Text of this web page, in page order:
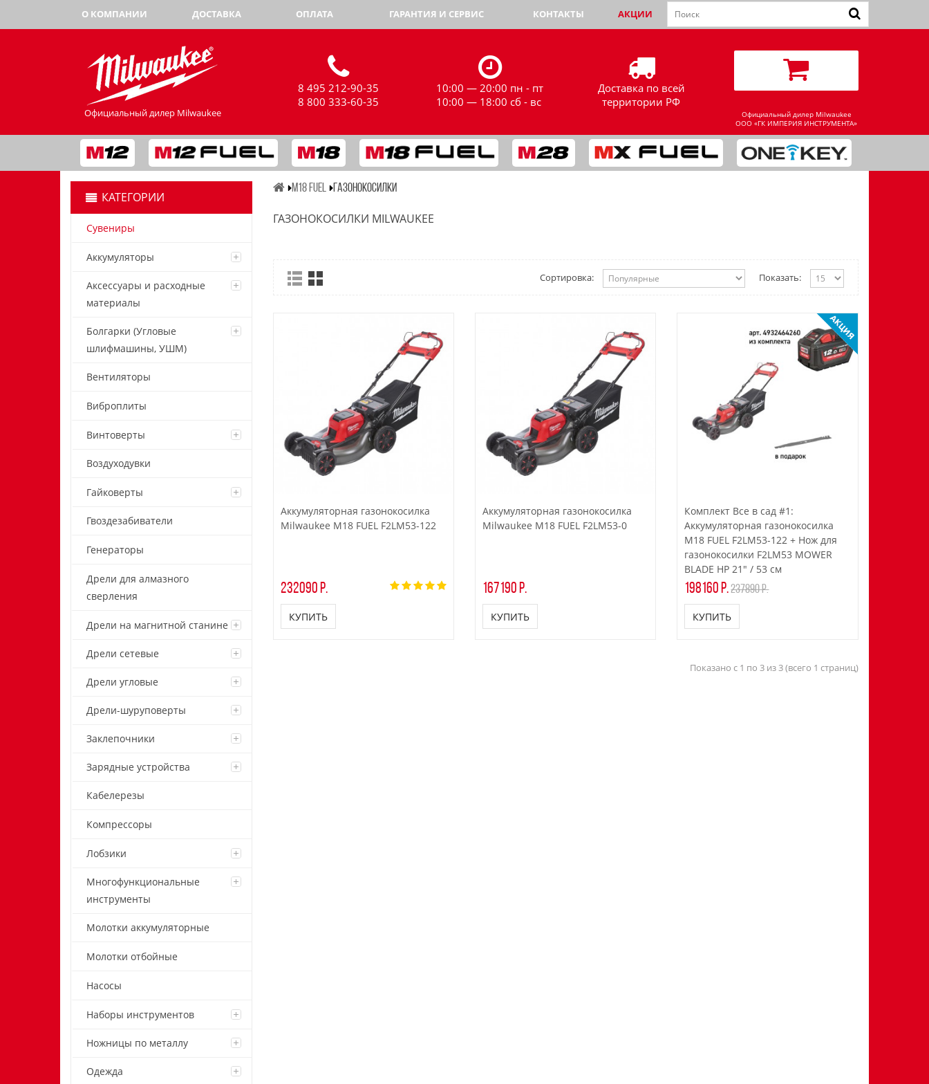
О КОМПАНИИ ДОСТАВКА ОПЛАТА ГАРАНТИЯ И СЕРВИС КОНТАКТЫ АКЦИИ
Официальный дилер Milwaukee
8 495 212-90-35
8 800 333-60-35
10:00 — 20:00 пн - пт
10:00 — 18:00 сб - вс
Доставка по всей
территории РФ
Официальный дилер Milwaukee
ООО «ГК ИМПЕРИЯ ИНСТРУМЕНТА»
КАТЕГОРИИ
Сувениры
Аккумуляторы
Аксессуары и расходные
материалы
Болгарки (Угловые
шлифмашины, УШМ)
Вентиляторы
Виброплиты
Винтоверты
Воздуходувки
Гайковерты
Гвоздезабиватели
Генераторы
Дрели для алмазного
сверления
Дрели на магнитной станине
Дрели сетевые
Дрели угловые
Дрели-шуруповерты
Заклепочники
Зарядные устройства
Кабелерезы
Компрессоры
Лобзики
Многофункциональные
инструменты
Молотки аккумуляторные
Молотки отбойные
Насосы
Наборы инструментов
Ножницы по металлу
Одежда
M18 FUEL ГАЗОНОКОСИЛКИ
ГАЗОНОКОСИЛКИ MILWAUKEE
Показать:
Сортировка:
Аккумуляторная газонокосилка
Milwaukee M18 FUEL F2LM53-122
232090 р.
КУПИТЬ
Аккумуляторная газонокосилка
Milwaukee M18 FUEL F2LM53-0
167190 р.
КУПИТЬ
Комплект Все в сад #1:
Аккумуляторная газонокосилка
M18 FUEL F2LM53-122 + Нож для
газонокосилки F2LM53 MOWER
BLADE HP 21" / 53 см
198160 р.237890 р.
КУПИТЬ
Показано с 1 по 3 из 3 (всего 1 страниц)